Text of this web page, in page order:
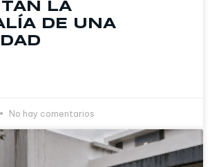
LA
DE UNA
No hay comentarios